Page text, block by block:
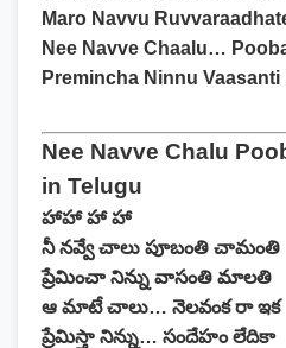
Maro Navvu
Nee Navve Chaalu…
Premincha Ninnu Vaasanti
Nee Navve Chalu
in Telugu
హాహా హా హా
నీ నవ్వే చాలు పూబంతి చామంతి
ప్రేమించా నిన్ను వాసంతి మాలతి
ఆ మాటే చాలు… నెలవంక రా ఇక
ప్రేమిస్తా నిన్ను… సందేహం లేదికా